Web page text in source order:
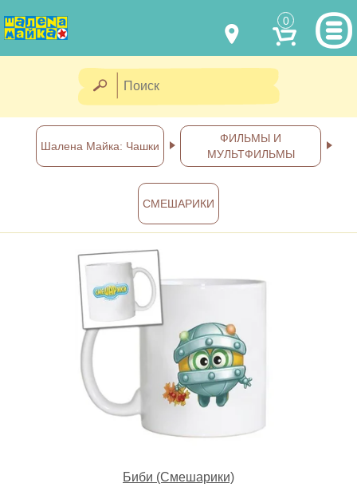
0
(067) 011 0404
shalena@mayka.dp.ua
г.Днепр, ул. Ярослава Мудрого, 68
Посмотреть на карте
Отправка по Украине каждый
НАШИ РАБОТЫ
КАК КУПИТЬ
КАК НАС НАЙТИ
ПОЛНАЯ ВЕРСИЯ САЙТА
Шалена Майка: Чашки
ФИЛЬМЫ И
МУЛЬТФИЛЬМЫ
СМЕШАРИКИ
Биби (Смешарики)